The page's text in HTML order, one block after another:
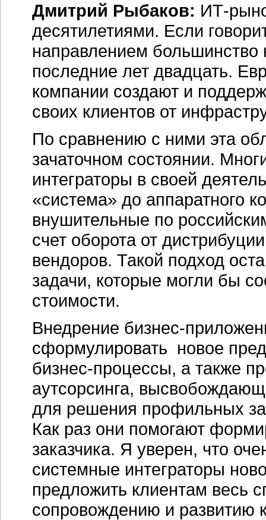
Дмитрий Рыбаков: ИТ-
десятилетиями. Если
направлением большинство
последние лет двадцать.
компании создают и
своих клиентов от
По сравнению с ними эта
зачаточном состоянии.
интеграторы в своей
«система» до аппаратного
внушительные по
счет оборота от
вендоров. Такой подход
задачи, которые могли бы
стоимости.
Внедрение бизнес-
сформулировать новое
бизнес-процессы, а также
аутсорсинга,
для решения профильных
Как раз они помогают
заказчика. Я уверен, что
системные интеграторы
предложить клиентам весь
сопровождению и развитию